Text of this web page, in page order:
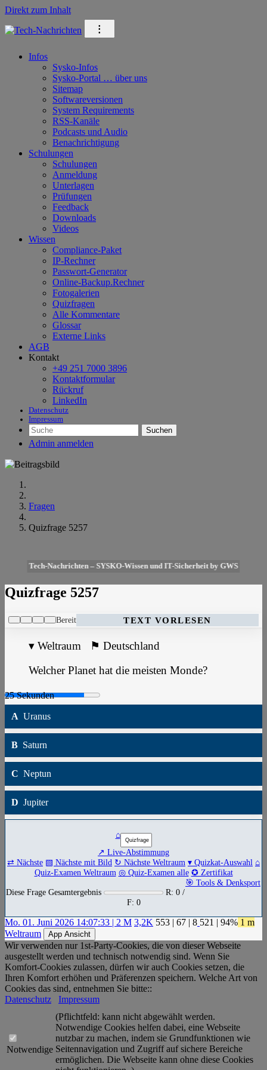
Direkt zum Inhalt
⁝
Infos
Sysko-Infos
Sysko-Portal … über uns
Sitemap
Softwareversionen
System Requirements
RSS-Kanäle
Podcasts und Audio
Benachrichtigung
Schulungen
Schulungen
Anmeldung
Unterlagen
Prüfungen
Feedback
Downloads
Videos
Wissen
Compliance-Paket
IP-Rechner
Passwort-Generator
Online-Backup.Rechner
Fotogalerien
Quizfragen
Alle Kommentare
Glossar
Externe Links
AGB
Kontakt
+49 251 7000 3896
Kontaktformular
Rückruf
LinkedIn
Datenschutz
Impressum
Suchen
Admin anmelden
Fragen
Quizfrage 5257
Tech-Nachrichten – SYSKO-Wissen und IT-Sicherheit by GWS
Quizfrage 5257
Bereit TEXT VORLESEN
▾ Weltraum ⚑ Deutschland
Welcher Planet hat die meisten Monde?
A Uranus
B Saturn
C Neptun
D Jupiter
⌂
↗ Live-Abstimmung
⇄ Nächste ▧ Nächste mit Bild ↻ Nächste Weltraum ▾ Quizkat-Auswahl ⌂
Quiz-Examen Weltraum ◎ Quiz-Examen alle ✪ Zertifikat
🎯 Tools & Denksport
Diese Frage Gesamtergebnis
R: 0 /
F: 0
Mo. 01. Juni 2026 14:07:33 | 2 M 3,2K 553 | 67 | 8 521 | 94% 1 m
Weltraum
App Ansicht
Wir verwenden nur 1st-Party-Cookies, die von dieser Webseite
ausgestellt werden und technisch notwendig sind. Wenn Sie
Komfort-Cookies zulassen, dürfen wir auch Cookies setzen, die
Ihren Komfort erhöhen und Präferenzen speichern. Welche Art von
Cookies das sind, entnehmen Sie bitte::
Datenschutz
Impressum
Notwendige
(Pflichtfeld: kann nicht abgewählt werden.
Notwendige Cookies helfen dabei, eine Webseite
nutzbar zu machen, indem sie Grundfunktionen wie
Seitennavigation und Zugriff auf sichere Bereiche
ermöglichen. Die Webseite kann ohne diese Cookies